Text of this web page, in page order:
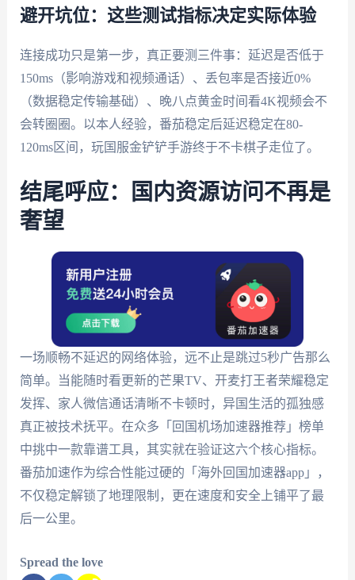
避开坑位：这些测试指标决定实际体验
连接成功只是第一步，真正要测三件事：延迟是否低于
150ms（影响游戏和视频通话）、丢包率是否接近0%
（数据稳定传输基础）、晚八点黄金时间看4K视频会不
会转圈圈。以本人经验，番茄稳定后延迟稳定在80-
120ms区间，玩国服金铲铲手游终于不卡棋子走位了。
结尾呼应：国内资源访问不再是
奢望
一场顺畅不延迟的网络体验，远不止是跳过5秒广告那么
简单。当能随时看更新的芒果TV、开麦打王者荣耀稳定
发挥、家人微信通话清晰不卡顿时，异国生活的孤独感
真正被技术抚平。在众多「回国机场加速器推荐」榜单
中挑中一款靠谱工具，其实就在验证这六个核心指标。
番茄加速作为综合性能过硬的「海外回国加速器app」，
不仅稳定解锁了地理限制，更在速度和安全上铺平了最
后一公里。
Spread the love